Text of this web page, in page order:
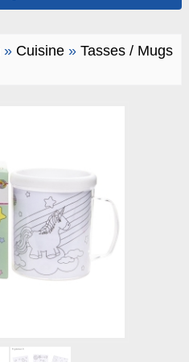
» Cuisine» Tasses / Mugs